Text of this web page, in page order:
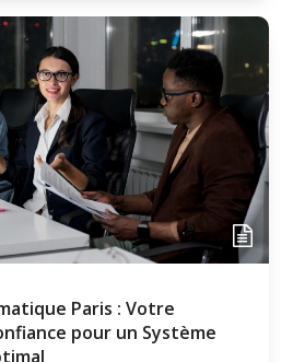
Paris : Votre
pour un Système